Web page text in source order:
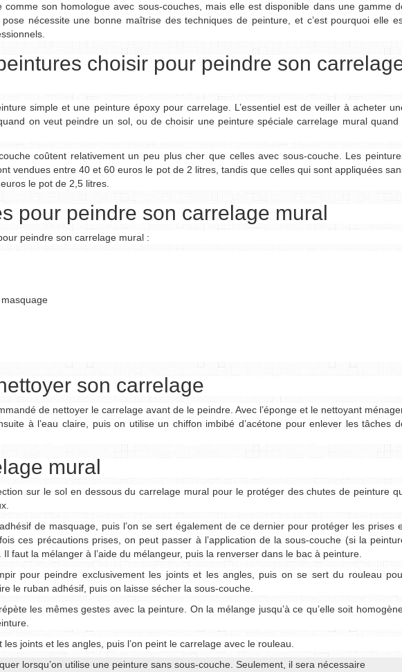
son homologue avec sous-couches, mais elle est disponible dans une gamme
nécessite une bonne maîtrise des techniques de peinture, et c’est pourquoi elle
choisir pour peindre son
simple et une peinture époxy pour carrelage. L’essentiel est de veiller à acheter
on veut peindre un sol, ou de choisir une peinture spéciale carrelage mural quand
coûtent relativement un peu plus cher que celles avec sous-couche. Les
vendues entre 40 et 60 euros le pot de 2 litres, tandis que celles qui sont appliquées
le pot de 2,5 litres.
pour peindre son carrelage mural
peindre son carrelage mural :
son carrelage
de nettoyer le carrelage avant de le peindre. Avec l’éponge et le nettoyant
à l’eau claire, puis on utilise un chiffon imbibé d’acétone pour enlever les tâches
mural
sur le sol en dessous du carrelage mural pour le protéger des chutes de peinture
de masquage, puis l’on se sert également de ce dernier pour protéger les prises
ces précautions prises, on peut passer à l’application de la sous-couche (si la
faut la mélanger à l’aide du mélangeur, puis la renverser dans le bac à peinture.
pour peindre exclusivement les joints et les angles, puis on se sert du rouleau
le ruban adhésif, puis on laisse sécher la sous-couche.
les mêmes gestes avec la peinture. On la mélange jusqu’à ce qu’elle soit
joints et les angles, puis l’on peint le carrelage avec le rouleau.
lorsqu’on utilise une peinture sans sous-couche. Seulement, il sera nécessaire